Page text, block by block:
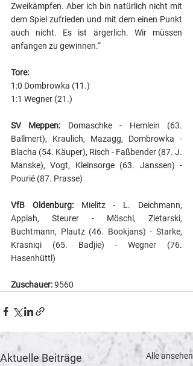
Zweikämpfen. Aber ich bin natürlich nicht mit
dem Spiel zufrieden und mit dem einen Punkt
auch nicht. Es ist ärgerlich. Wir müssen
anfangen zu gewinnen.“
Tore:
1:0 Dombrowka (11.)
1:1 Wegner (21.)
SV Meppen: Domaschke - Hemlein (63.
Ballmert), Kraulich, Mazagg, Dombrowka -
Blacha (54. Käuper), Risch - Faßbender (87. J.
Manske), Vogt, Kleinsorge (63. Janssen) -
Pourié (87. Prasse)
VfB Oldenburg: Mielitz - L. Deichmann,
Appiah, Steurer - Möschl, Zietarski,
Buchtmann, Plautz (46. Bookjans) - Starke,
Krasniqi (65. Badjie) - Wegner (76.
Hasenhüttl)
Zuschauer: 9560
Aktuelle Beiträge Alle ansehen